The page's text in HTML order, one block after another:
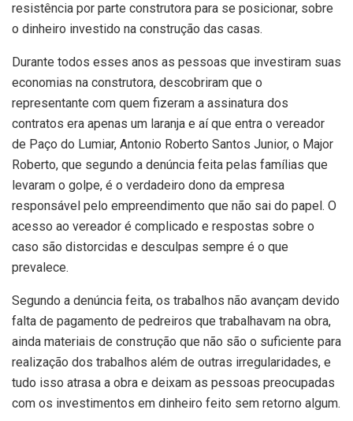
resistência por parte construtora para se posicionar, sobre
o dinheiro investido na construção das casas.
Durante todos esses anos as pessoas que investiram suas
economias na construtora, descobriram que o
representante com quem fizeram a assinatura dos
contratos era apenas um laranja e aí que entra o vereador
de Paço do Lumiar, Antonio Roberto Santos Junior, o Major
Roberto, que segundo a denúncia feita pelas famílias que
levaram o golpe, é o verdadeiro dono da empresa
responsável pelo empreendimento que não sai do papel. O
acesso ao vereador é complicado e respostas sobre o
caso são distorcidas e desculpas sempre é o que
prevalece.
Segundo a denúncia feita, os trabalhos não avançam devido
falta de pagamento de pedreiros que trabalhavam na obra,
ainda materiais de construção que não são o suficiente para
realização dos trabalhos além de outras irregularidades, e
tudo isso atrasa a obra e deixam as pessoas preocupadas
com os investimentos em dinheiro feito sem retorno algum.